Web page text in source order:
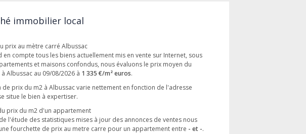
immobilier local
prix au mètre carré Albussac
en compte tous les biens actuellement mis en vente sur Internet, sous
et maisons confondus, nous évaluons le prix moyen du
Albussac au 09/08/2026 à 1 335 €/m² euros.
de prix du m2 à Albussac varie nettement en fonction de l'adresse
situe le bien à expertiser.
prix du m2 d'un appartement
l'étude des statistiques mises à jour des annonces de ventes nous
fourchette de prix au metre carre pour un appartement entre - et -.